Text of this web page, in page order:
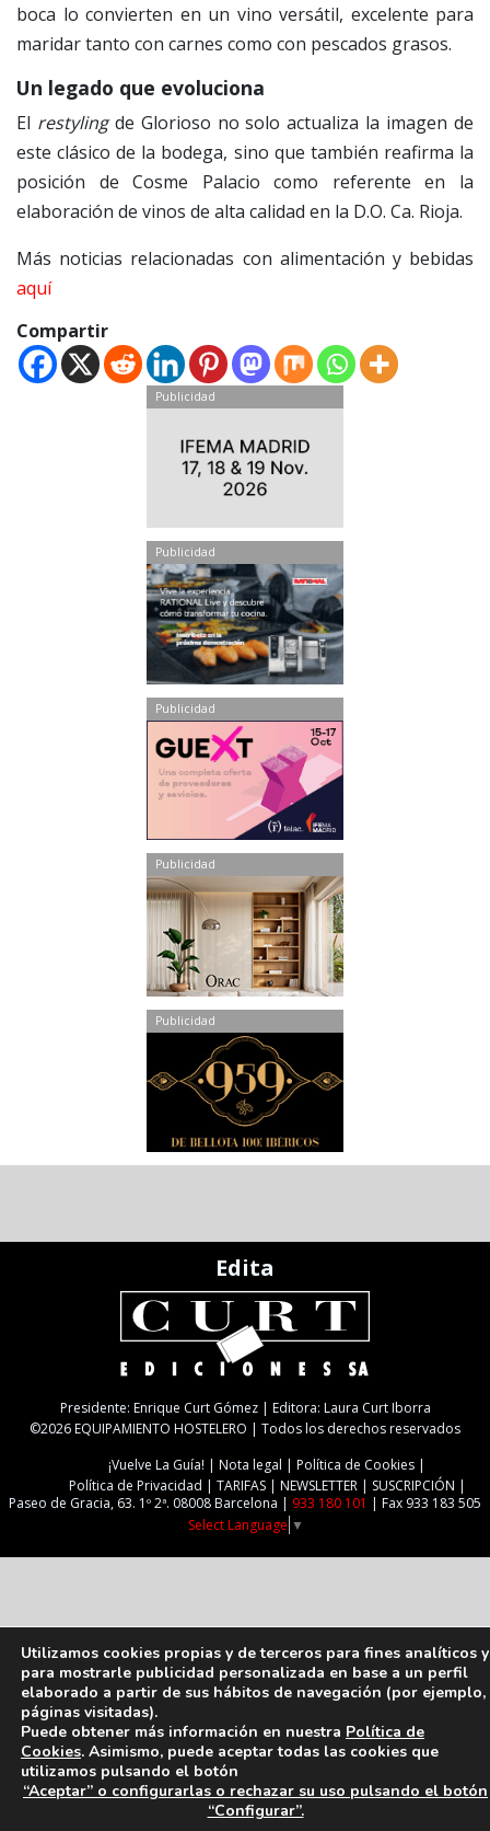
boca lo convierten en un vino versátil, excelente para
maridar tanto con carnes como con pescados grasos.
Un legado que evoluciona
El restylingde Glorioso no solo actualiza la imagen de
este clásico de la bodega, sino que también reafirma la
posición de Cosme Palacio como referente en la
elaboración de vinos de alta calidad en la D.O. Ca. Rioja.
Más noticias relacionadas con alimentación y bebidas
aquí
Compartir
Publicidad
Publicidad
Publicidad
Publicidad
Publicidad
Edita
Presidente: Enrique Curt Gómez | Editora: Laura Curt Iborra
©2026 EQUIPAMIENTO HOSTELERO | Todos los derechos reservados
¡Vuelve La Guía!
Nota legal
Política de Cookies
Política de Privacidad
TARIFAS NEWSLETTER
SUSCRIPCIÓN
Paseo de Gracia, 63. 1º 2ª. 08008 Barcelona | 933 180 101 | Fax 933 183 505
Select Language ▼
Utilizamos cookies propias y de terceros para fines analíticos y
para mostrarle publicidad personalizada en base a un perfil
elaborado a partir de sus hábitos de navegación (por ejemplo,
páginas visitadas).
Puede obtener más información en nuestra Política de
Cookies. Asimismo, puede aceptar todas las cookies que
utilizamos pulsando el botón
“Aceptar” o configurarlas o rechazar su uso pulsando el botón
“Configurar”.